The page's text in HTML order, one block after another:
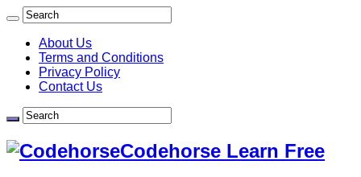
About Us
Terms and Conditions
Privacy Policy
Contact Us
Codehorse Learn Free